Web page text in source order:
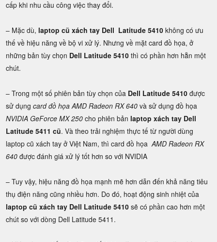
cấp khi nhu cầu công việc thay đổi.
– Mặc dù, laptop cũ xách tay Dell Latitude 5410 không có ưu
thế về hiệu năng về bộ vi xử lý. Nhưng về mặt card đồ họa, ở
những bản tùy chọn Dell Latitude 5410 thì có phần hơn hẵn một
chút.
– Trong một số phiên bản tùy chọn của Dell Latitude 5410 được
sử dụng card đồ họa AMD Radeon RX 640 và sử dụng đồ họa
NVIDIA GeForce MX 250 cho phiên bản laptop xách tay Dell
Latitude 5411 cũ. Và theo trải nghiệm thực tế từ người dùng
laptop cũ xách tay ở Việt Nam, thì card đồ họaAMD Radeon RX
640 được đánh giá xử lý tốt hơn so với NVIDIA
– Tuy vậy, hiệu năng đồ họa mạnh mẽ hơn dẫn đến khả năng tiêu
thụ điện năng cũng nhiều hơn. Do đó, hoạt động sinh nhiệt của
laptop cũ xách tay Dell Latitude 5410 sẽ có phần cao hơn một
chút so với dòng Dell Latitude 5411.